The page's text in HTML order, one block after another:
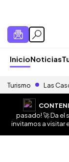
InicioNoticias
Turismo Las
pasado! 🚀 Da el
invitamos a visitar